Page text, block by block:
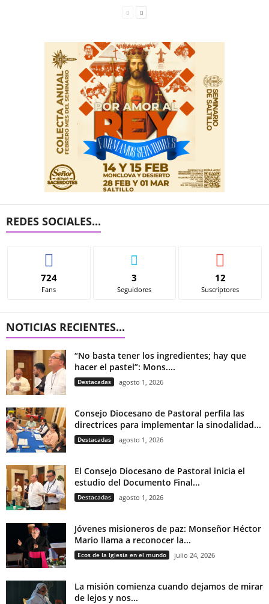
REDES SOCIALES...
724
Fans
3
Seguidores
12
Suscriptores
NOTICIAS RECIENTES...
“No basta tener los ingredientes; hay que
hacer el pastel”: Mons....
Destacadas agosto 1, 2026
Consejo Diocesano de Pastoral perfila las
directrices para implementar la sinodalidad...
Destacadas agosto 1, 2026
El Consejo Diocesano de Pastoral inicia el
estudio del Documento Final...
Destacadas agosto 1, 2026
Jóvenes misioneros de paz: Monseñor Héctor
Mario llama a reconocer la...
Ecos de la Iglesia en el mundo julio 24, 2026
La misión comienza cuando dejamos de mirar
de lejos y nos...